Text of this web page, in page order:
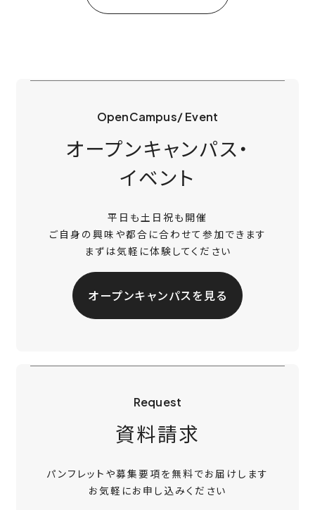
OpenCampus/ Event
オープンキャンパス・
イベント
平日も土日祝も開催
ご自身の興味や都合に合わせて参加できます
まずは気軽に体験してください
オープンキャンパスを見る
Request
資料請求
パンフレットや募集要項を無料でお届けします
お気軽にお申し込みください